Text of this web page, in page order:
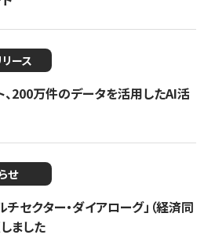
ース
200万件のデータを活用したAI活
せ
セクター・ダイアローグ」（経済同
ました